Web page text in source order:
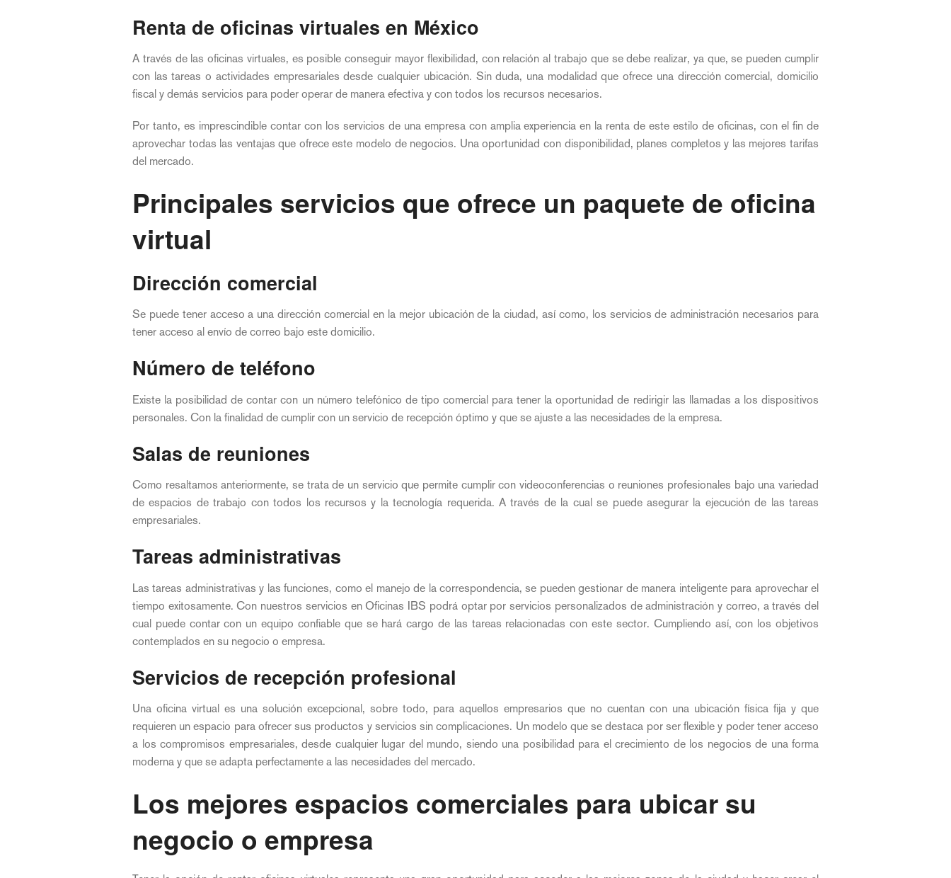
Renta de oficinas virtuales en México
A través de las oficinas virtuales, es posible conseguir mayor flexibilidad, con relación al trabajo que se debe realizar, ya que, se pueden cumplir
con las tareas o actividades empresariales desde cualquier ubicación. Sin duda, una modalidad que ofrece una dirección comercial, domicilio
fiscal y demás servicios para poder operar de manera efectiva y con todos los recursos necesarios.
Por tanto, es imprescindible contar con los servicios de una empresa con amplia experiencia en la renta de este estilo de oficinas, con el fin de
aprovechar todas las ventajas que ofrece este modelo de negocios. Una oportunidad con disponibilidad, planes completos y las mejores tarifas
del mercado.
Principales servicios que ofrece un paquete de oficina
virtual
Dirección comercial
Se puede tener acceso a una dirección comercial en la mejor ubicación de la ciudad, así como, los servicios de administración necesarios para
tener acceso al envío de correo bajo este domicilio.
Número de teléfono
Existe la posibilidad de contar con un número telefónico de tipo comercial para tener la oportunidad de redirigir las llamadas a los dispositivos
personales. Con la finalidad de cumplir con un servicio de recepción óptimo y que se ajuste a las necesidades de la empresa.
Salas de reuniones
Como resaltamos anteriormente, se trata de un servicio que permite cumplir con videoconferencias o reuniones profesionales bajo una variedad
de espacios de trabajo con todos los recursos y la tecnología requerida. A través de la cual se puede asegurar la ejecución de las tareas
empresariales.
Tareas administrativas
Las tareas administrativas y las funciones, como el manejo de la correspondencia, se pueden gestionar de manera inteligente para aprovechar el
tiempo exitosamente. Con nuestros servicios en Oficinas IBS podrá optar por servicios personalizados de administración y correo, a través del
cual puede contar con un equipo confiable que se hará cargo de las tareas relacionadas con este sector. Cumpliendo así, con los objetivos
contemplados en su negocio o empresa.
Servicios de recepción profesional
Una oficina virtual es una solución excepcional, sobre todo, para aquellos empresarios que no cuentan con una ubicación física fija y que
requieren un espacio para ofrecer sus productos y servicios sin complicaciones. Un modelo que se destaca por ser flexible y poder tener acceso
a los compromisos empresariales, desde cualquier lugar del mundo, siendo una posibilidad para el crecimiento de los negocios de una forma
moderna y que se adapta perfectamente a las necesidades del mercado.
Los mejores espacios comerciales para ubicar su
negocio o empresa